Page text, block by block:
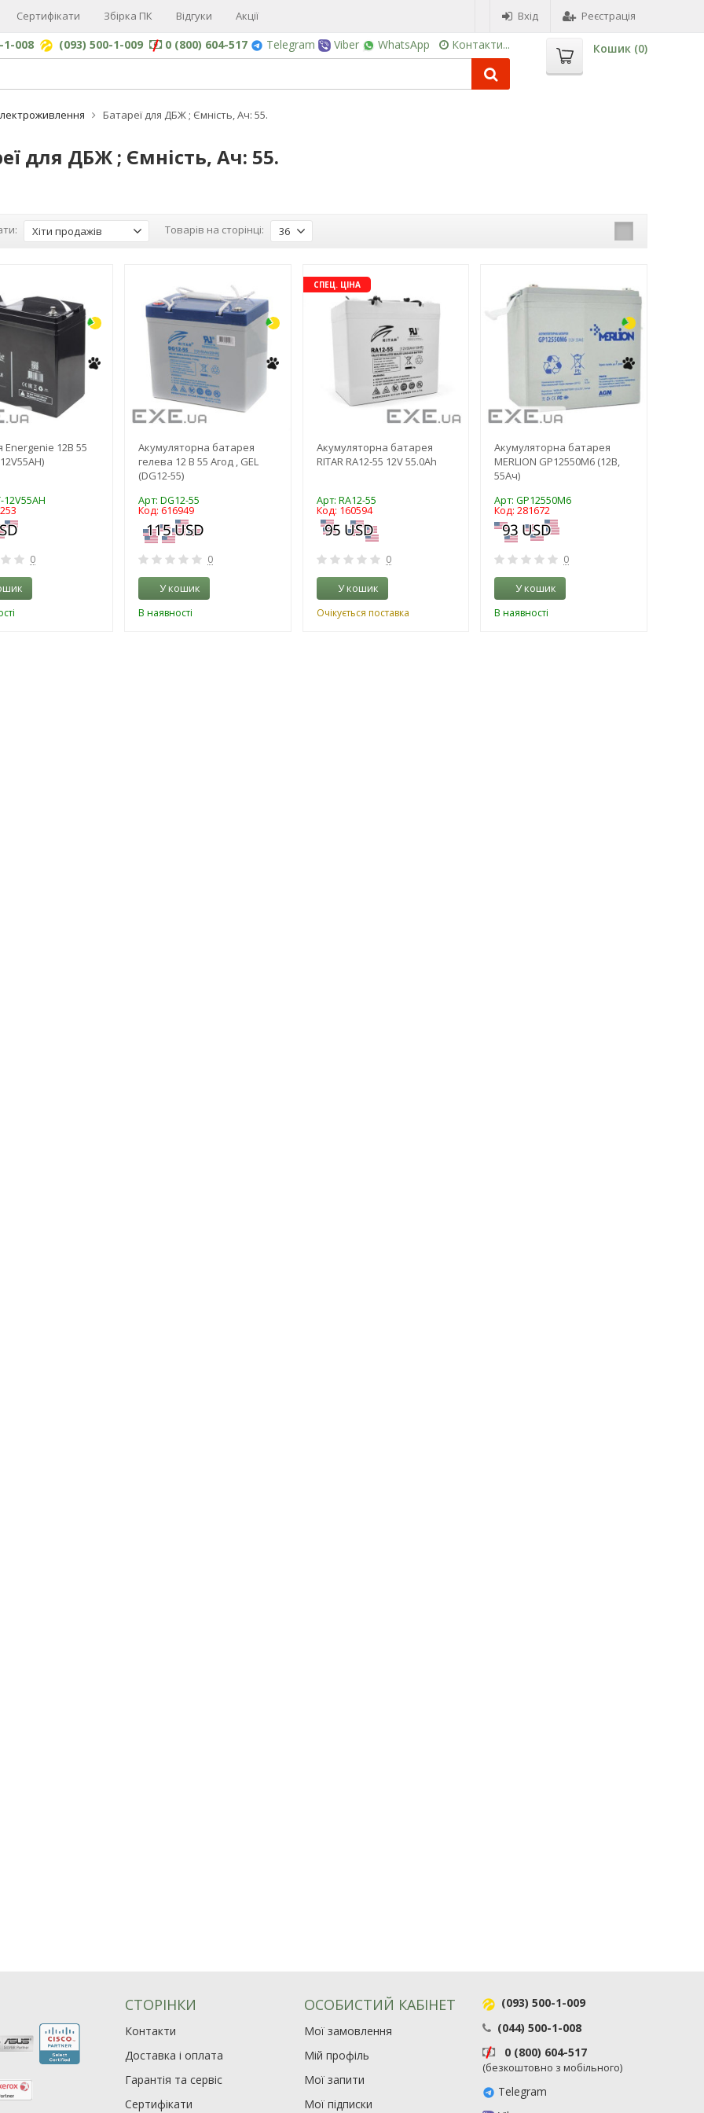
Сертифікати Збірка ПК Відгуки Акції Вхід Реєстрація
1-008 (093) 500-1-009 0 (800) 604-517 Telegram Viber WhatsApp Контакти... Кошик (0)
Батареї для ДБЖ ; Ємність, Ач: 55.
для ДБЖ ; Ємність, Ач: 55.
Хіти продажів Товарів на сторінці: 36
Energenie 12В 55
12V55AH
0
Акумуляторна батарея
гелева 12 В 55 Aгод , GEL
(DG12-55)
Арт: DG12-55
Код: 616949
0
У кошик
В наявності
СПЕЦ. ЦІНА
Акумуляторна батарея
RITAR RA12-55 12V 55.0Ah
Арт: RA12-55
Код: 160594
0
У кошик
Очікується поставка
Акумуляторна батарея
MERLION GP12550M6 (12В,
55Ач)
Арт: GP12550M6
Код: 281672
0
У кошик
В наявності
СТОРІНКИ
Контакти
Доставка і оплата
Гарантія та сервіс
Сертифікати
ОСОБИСТИЙ КАБІНЕТ
Мої замовлення
Мій профіль
Мої запити
Мої підписки
(093) 500-1-009
(044) 500-1-008
0 (800) 604-517
(безкоштовно з мобільного)
Telegram